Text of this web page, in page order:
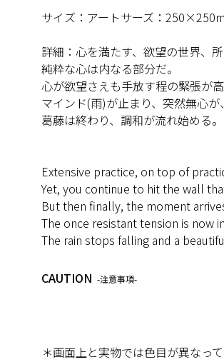
サイズ：アートサーズ：
詳細：心を満たす、欲望の世界、
純粋な心は内なる部分だ。
心が欲望さえも手放す程の緊張が
マインド(雨)が止まり、突然無心が
葛藤は終わり、調和が流れ始める。
Extensive practice, on top of
Yet, you continue to hit the wall
But then finally, the moment
The once resistant tension is now
The rain stops falling and a
CAUTION -注意事項-
＊画面上と実物では色目が異なっ